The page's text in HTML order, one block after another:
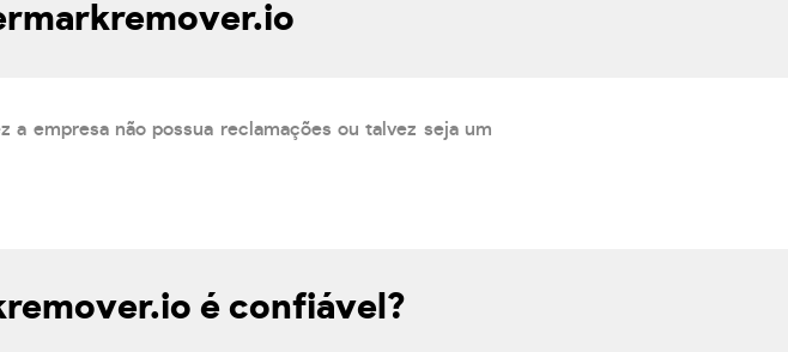
a empresa não possua reclamações ou talvez seja um
é confiável?